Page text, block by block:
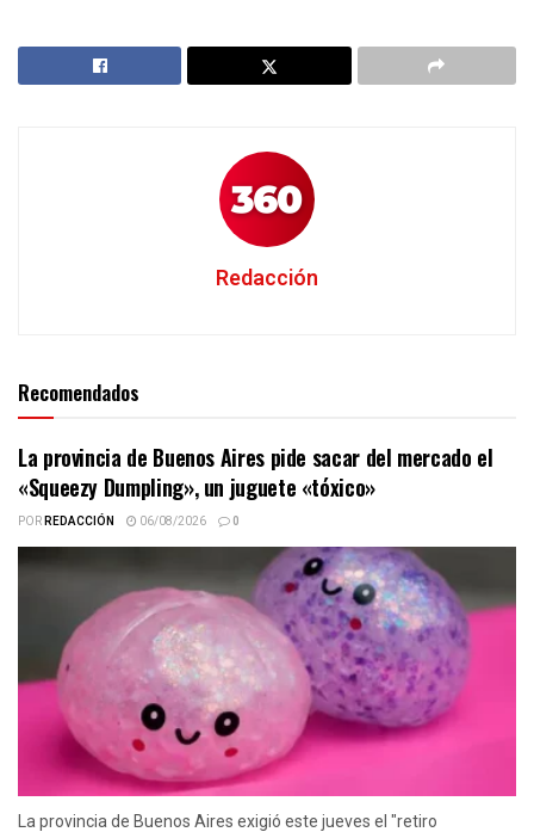
Redacción
Recomendados
La provincia de Buenos Aires pide sacar del mercado el
«Squeezy Dumpling», un juguete «tóxico»
PORREDACCIÓN 06/08/2026 0
La provincia de Buenos Aires exigió este jueves el "retiro